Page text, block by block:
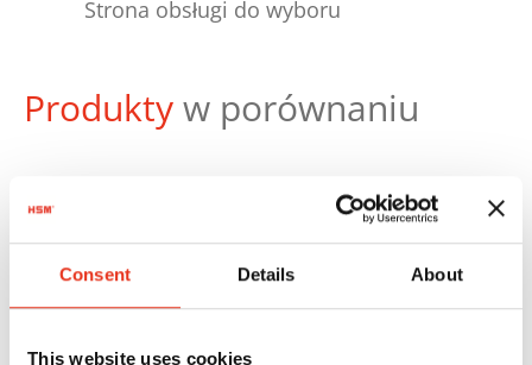
Consent Details About
This website uses cookies
Strona obsługi do wyboru
Produktyw porównaniu
Numer
zamówienia:
Siła
zgniotu: